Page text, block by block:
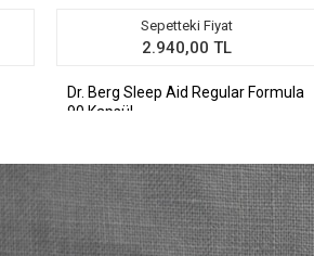
Sepetteki Fiyat
2.940,00 TL
Dr. Berg Sleep Aid Regular Formula
90 Kapsül